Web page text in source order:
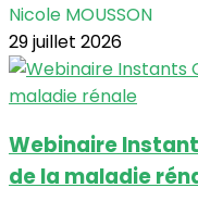
Nicole MOUSSON
29 juillet 2026
Webinaire
de la maladie